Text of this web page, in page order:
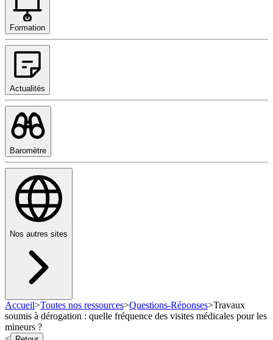
Formation
Actualités
Baromètre
Nos autres sites
Accueil>Toutes nos ressources>Questions-Réponses>Travaux
soumis à dérogation : quelle fréquence des visites médicales pour les
mineurs ?